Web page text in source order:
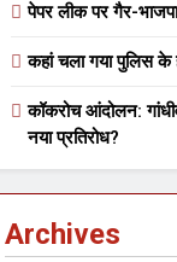
दानवीर परिवार
करें
पेपर लीक पर गैर-
कहां चला गया पुलिस के
कॉकरोच आंदोलन:
नया प्रतिरोध?
Archives